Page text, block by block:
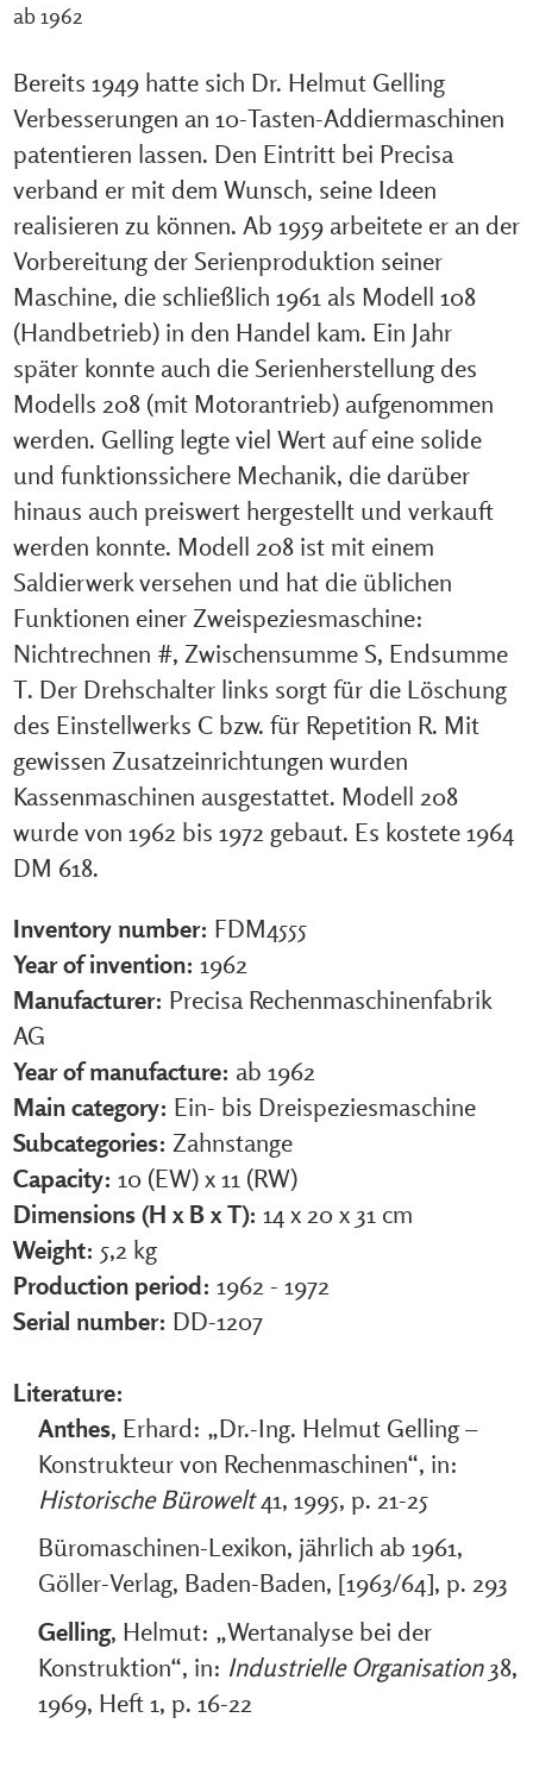
ab 1962
Bereits 1949 hatte sich Dr. Helmut Gelling
Verbesserungen an 10-Tasten-Addiermaschinen
patentieren lassen. Den Eintritt bei Precisa
verband er mit dem Wunsch, seine Ideen
realisieren zu können. Ab 1959 arbeitete er an der
Vorbereitung der Serienproduktion seiner
Maschine, die schließlich 1961 als Modell 108
(Handbetrieb) in den Handel kam. Ein Jahr
später konnte auch die Serienherstellung des
Modells 208 (mit Motorantrieb) aufgenommen
werden. Gelling legte viel Wert auf eine solide
und funktionssichere Mechanik, die darüber
hinaus auch preiswert hergestellt und verkauft
werden konnte. Modell 208 ist mit einem
Saldierwerk versehen und hat die üblichen
Funktionen einer Zweispeziesmaschine:
Nichtrechnen #, Zwischensumme S, Endsumme
T. Der Drehschalter links sorgt für die Löschung
des Einstellwerks C bzw. für Repetition R. Mit
gewissen Zusatzeinrichtungen wurden
Kassenmaschinen ausgestattet. Modell 208
wurde von 1962 bis 1972 gebaut. Es kostete 1964
DM 618.
Inventory number: FDM4555
Year of invention: 1962
Manufacturer: Precisa Rechenmaschinenfabrik
AG
Year of manufacture: ab 1962
Main category: Ein- bis Dreispeziesmaschine
Subcategories: Zahnstange
Capacity: 10 (EW) x 11 (RW)
Dimensions (H x B x T): 14 x 20 x 31 cm
Weight: 5,2 kg
Production period: 1962 - 1972
Serial number: DD-1207
Literature:
Anthes, Erhard: „Dr.-Ing. Helmut Gelling –
Konstrukteur von Rechenmaschinen“, in:
Historische Bürowelt41, 1995, p. 21-25
Büromaschinen-Lexikon, jährlich ab 1961,
Göller-Verlag, Baden-Baden, [1963/64], p. 293
Gelling, Helmut: „Wertanalyse bei der
Konstruktion“, in: Industrielle Organisation38,
1969, Heft 1, p. 16-22